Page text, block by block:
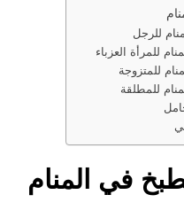
للرجل
للمرأة العزباء
للمتزوجة
للمطلقة
في المنام